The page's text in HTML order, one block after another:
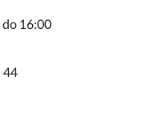
16:00
44